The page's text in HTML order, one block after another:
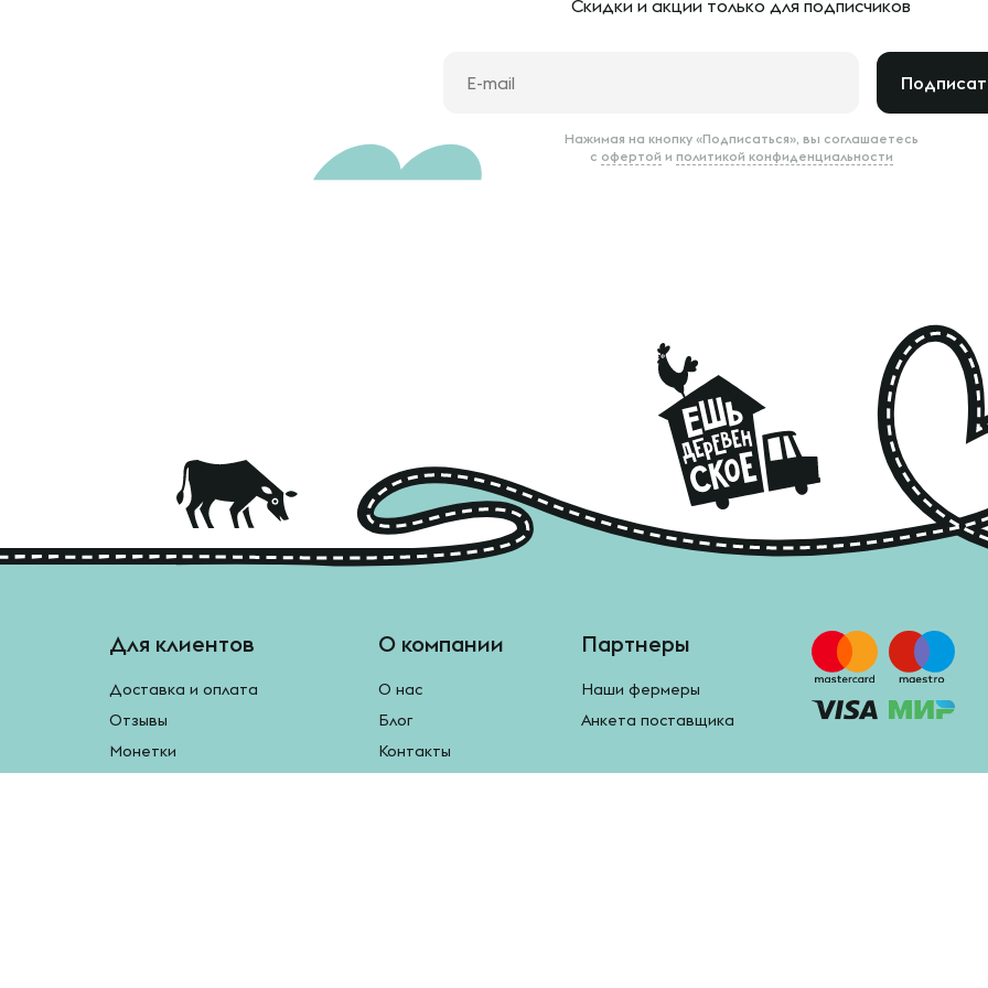
Скидки и акции только для подписчиков
Нажимая на кнопку «Подписаться», вы соглашаетесь
с офертой и политикой конфиденциальности
Для клиентов
Доставка и оплата
Отзывы
Монетки
О компании
О нас
Блог
Контакты
Партнеры
Наши фермеры
Анкета поставщика